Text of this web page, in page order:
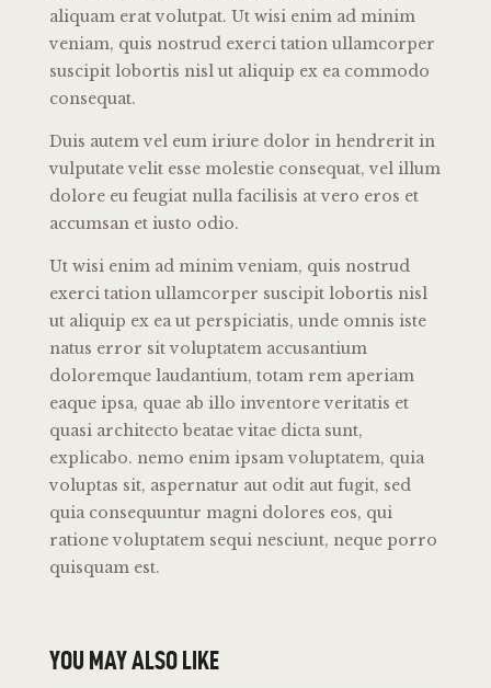
aliquam erat volutpat. Ut wisi enim ad minim
veniam, quis nostrud exerci tation ullamcorper
suscipit lobortis nisl ut aliquip ex ea commodo
consequat.
Duis autem vel eum iriure dolor in hendrerit in
vulputate velit esse molestie consequat, vel illum
dolore eu feugiat nulla facilisis at vero eros et
accumsan et iusto odio.
Ut wisi enim ad minim veniam, quis nostrud
exerci tation ullamcorper suscipit lobortis nisl
ut aliquip ex ea ut perspiciatis, unde omnis iste
natus error sit voluptatem accusantium
doloremque laudantium, totam rem aperiam
eaque ipsa, quae ab illo inventore veritatis et
quasi architecto beatae vitae dicta sunt,
explicabo. nemo enim ipsam voluptatem, quia
voluptas sit, aspernatur aut odit aut fugit, sed
quia consequuntur magni dolores eos, qui
ratione voluptatem sequi nesciunt, neque porro
quisquam est.
YOU MAY ALSO LIKE